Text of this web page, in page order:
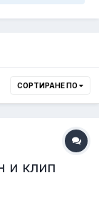
СОРТИРАНЕ ПО
и клип